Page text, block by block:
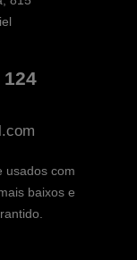
124
usados com
baixos e